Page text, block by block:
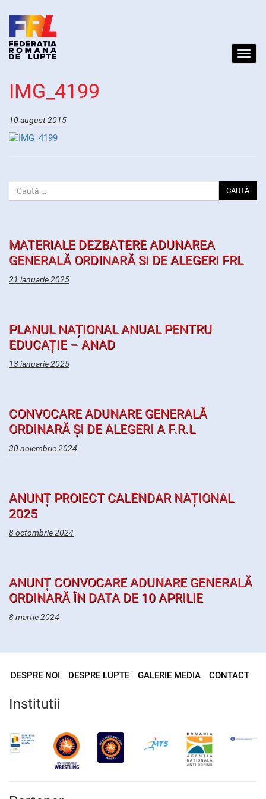
IMG_4199
10 august 2015
CAUTĂ
MATERIALE DEZBATERE ADUNAREA
GENERALĂ ORDINARĂ SI DE ALEGERI FRL
21 ianuarie 2025
PLANUL NAȚIONAL ANUAL PENTRU
EDUCAȚIE – ANAD
13 ianuarie 2025
CONVOCARE ADUNARE GENERALĂ
ORDINARĂ ȘI DE ALEGERI A F.R.L
30 noiembrie 2024
ANUNȚ PROIECT CALENDAR NAȚIONAL
2025
8 octombrie 2024
ANUNȚ CONVOCARE ADUNARE GENERALĂ
ORDINARĂ ÎN DATA DE 10 APRILIE
8 martie 2024
DESPRE NOI DESPRE LUPTE GALERIE MEDIA CONTACT
Institutii